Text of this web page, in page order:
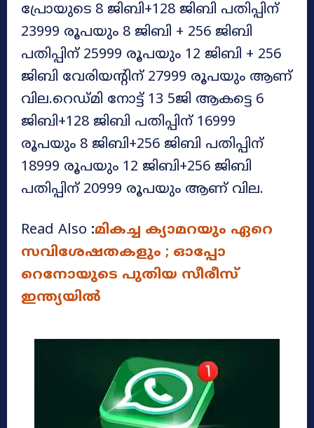
പ്രോയുടെ 8 ജിബി+128 ജിബി പതിപ്പിന്
23999 രൂപയും 8 ജിബി + 256 ജിബി
പതിപ്പിന് 25999 രൂപയും 12 ജിബി + 256
ജിബി വേരിയന്റിന് 27999 രൂപയും ആണ്
വില.റെഡ്മി നോട്ട് 13 5ജി ആകട്ടെ 6
ജിബി+128 ജിബി പതിപ്പിന് 16999
രൂപയും 8 ജിബി+256 ജിബി പതിപ്പിന്
18999 രൂപയും 12 ജിബി+256 ജിബി
പതിപ്പിന് 20999 രൂപയും ആണ് വില.
Read Also :മികച്ച ക്യാമറയും ഏറെ
സവിശേഷതകളും ; ഓപ്പോ
റെനോയുടെ പുതിയ സീരീസ്
ഇന്ത്യയിൽ